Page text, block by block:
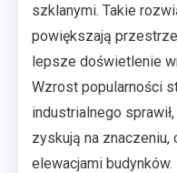
szklanymi. Takie
powiększają
lepsze doświetlenie
Wzrost popularności
industrialnego
zyskują na
elewacjami